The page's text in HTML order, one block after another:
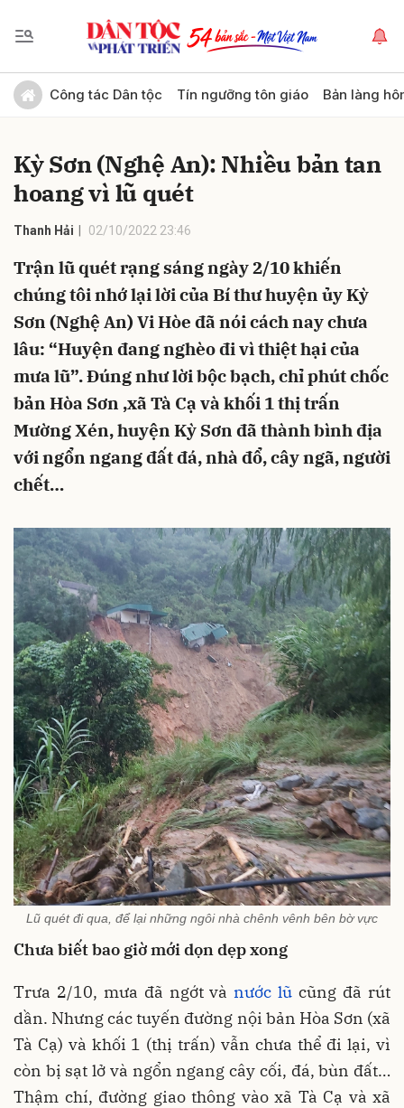
Công tác Dân tộc Tín ngưỡng tôn giáo Bản làng
Kỳ Sơn (Nghệ An): Nhiều bản tan
hoang vì lũ quét
Thanh Hải 02/10/2022 23:46
Trận lũ quét rạng sáng ngày 2/10 khiến
chúng tôi nhớ lại lời của Bí thư huyện ủy Kỳ
Sơn (Nghệ An) Vi Hòe đã nói cách nay chưa
lâu: “Huyện đang nghèo đi vì thiệt hại của
mưa lũ”. Đúng như lời bộc bạch, chỉ phút chốc
bản Hòa Sơn ,xã Tà Cạ và khối 1 thị trấn
Mường Xén, huyện Kỳ Sơn đã thành bình địa
với ngổn ngang đất đá, nhà đổ, cây ngã, người
chết…
Lũ quét đi qua, để lại những ngôi nhà chênh vênh bên bờ vực
Chưa biết bao giờ mới dọn dẹp xong
Trưa 2/10, mưa đã ngớt vànước lũ cũng đã rút
dần. Nhưng các tuyến đường nội bản Hòa Sơn (xã
Tà Cạ) và khối 1 (thị trấn) vẫn chưa thể đi lại, vì
còn bị sạt lở và ngổn ngang cây cối, đá, bùn đất…
Thậm chí, đường giao thông vào xã Tà Cạ và xã
Gửi bình luận
Hủy